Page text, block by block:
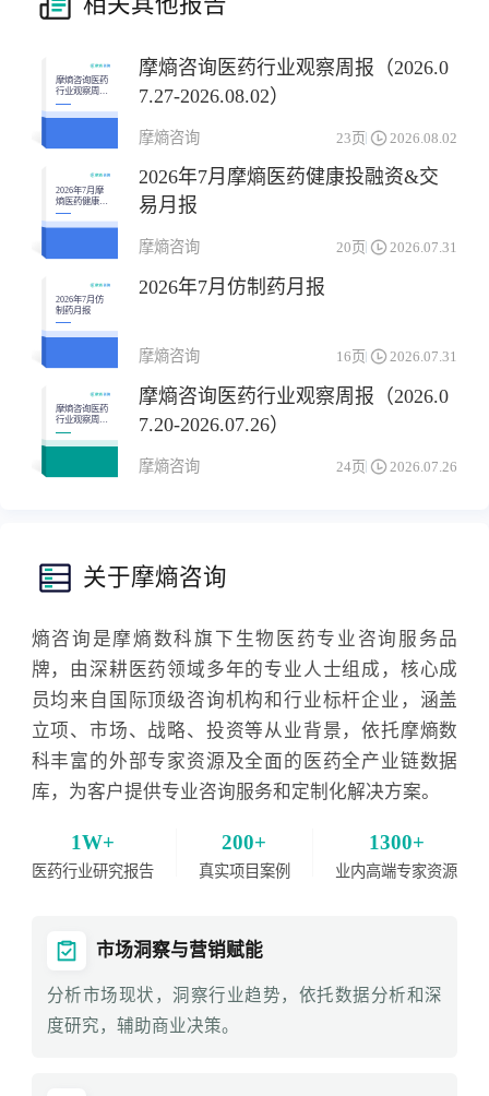
摩熵咨询医药
行业观察周报
（2026.07.27-
2026.08.02）
摩熵咨询医药行业观察周报（2026.0
7.27-2026.08.02）
摩熵咨询 23页 2026.08.02
2026年7月摩
熵医药健康投
融资&交易月
报
2026年7月摩熵医药健康投融资&交
易月报
摩熵咨询 20页 2026.07.31
2026年7月仿
制药月报
2026年7月仿制药月报
摩熵咨询 16页 2026.07.31
摩熵咨询医药
行业观察周报
（2026.07.20-
2026.07.26）
摩熵咨询医药行业观察周报（2026.0
7.20-2026.07.26）
摩熵咨询 24页 2026.07.26
关于摩熵咨询
熵咨询是摩熵数科旗下生物医药专业咨询服务品
牌，由深耕医药领域多年的专业人士组成，核心成
员均来自国际顶级咨询机构和行业标杆企业，涵盖
立项、市场、战略、投资等从业背景，依托摩熵数
科丰富的外部专家资源及全面的医药全产业链数据
库，为客户提供专业咨询服务和定制化解决方案。
1W+
医药行业研究报告
200+
真实项目案例
1300+
业内高端专家资源
市场洞察与营销赋能
分析市场现状，洞察行业趋势，依托数据分析和深
度研究，辅助商业决策。